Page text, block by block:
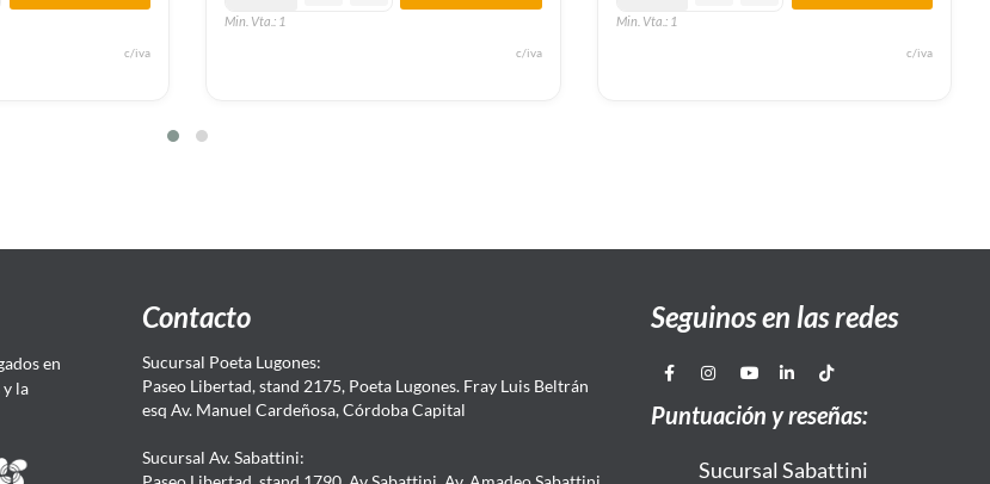
en
la
Contacto
Sucursal Poeta Lugones:
Paseo Libertad, stand 2175, Poeta Lugones. Fray Luis Beltrán
esq Av. Manuel Cardeñosa, Córdoba Capital
Sucursal Av. Sabattini:
Seguinos en las redes
Puntuación y reseñas:
Sucursal Sabattini